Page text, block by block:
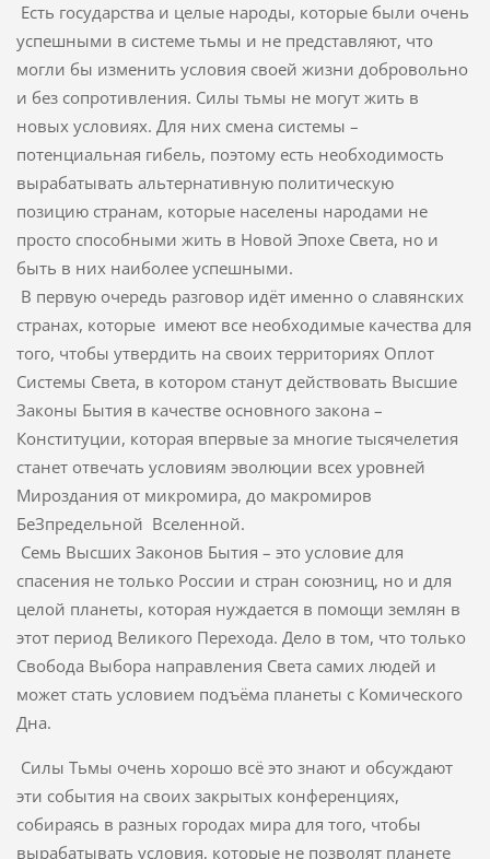
Есть государства и целые народы, которые были очень
успешными в системе тьмы и не представляют, что
могли бы изменить условия своей жизни добровольно
и без сопротивления. Силы тьмы не могут жить в
новых условиях. Для них смена системы –
потенциальная гибель, поэтому есть необходимость
вырабатывать альтернативную политическую
позицию странам, которые населены народами не
просто способными жить в Новой Эпохе Света, но и
быть в них наиболее успешными.
В первую очередь разговор идёт именно о славянских
странах, которые имеют все необходимые качества для
того, чтобы утвердить на своих территориях Оплот
Системы Света, в котором станут действовать Высшие
Законы Бытия в качестве основного закона –
Конституции, которая впервые за многие тысячелетия
станет отвечать условиям эволюции всех уровней
Мироздания от микромира, до макромиров
БеЗпредельной Вселенной.
Семь Высших Законов Бытия – это условие для
спасения не только России и стран союзниц, но и для
целой планеты, которая нуждается в помощи землян в
этот период Великого Перехода. Дело в том, что только
Свобода Выбора направления Света самих людей и
может стать условием подъёма планеты с Комического
Дна.
Силы Тьмы очень хорошо всё это знают и обсуждают
эти события на своих закрытых конференциях,
собираясь в разных городах мира для того, чтобы
вырабатывать условия, которые не позволят планете